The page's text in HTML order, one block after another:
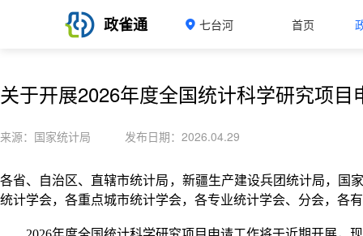
政雀通 七台河 首页
关于开展2026年度全国统计科学研究项目
来源：国家统计局 发布日期：2026.04.29